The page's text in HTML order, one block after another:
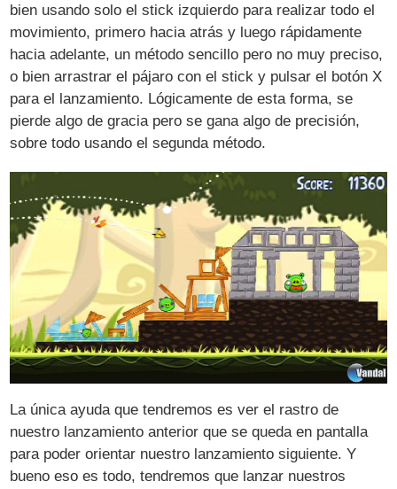
bien usando solo el stick izquierdo para realizar todo el
movimiento, primero hacia atrás y luego rápidamente
hacia adelante, un método sencillo pero no muy preciso,
o bien arrastrar el pájaro con el stick y pulsar el botón X
para el lanzamiento. Lógicamente de esta forma, se
pierde algo de gracia pero se gana algo de precisión,
sobre todo usando el segunda método.
La única ayuda que tendremos es ver el rastro de
nuestro lanzamiento anterior que se queda en pantalla
para poder orientar nuestro lanzamiento siguiente. Y
bueno eso es todo, tendremos que lanzar nuestros